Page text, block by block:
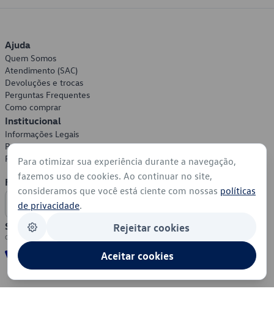
Ajuda
Quem Somos
Atendimento (SAC)
Devoluções e trocas
Perguntas Frequentes
Como comprar
Institucional
Informações Legais
Política de Privacidade
Política de Cookies
Formas de Pagamento
Segurança
Para otimizar sua experiência durante a navegação,
fazemos uso de cookies. Ao continuar no site,
consideramos que você está ciente com nossas políticas
de privacidade.
Rejeitar cookies
Aceitar cookies